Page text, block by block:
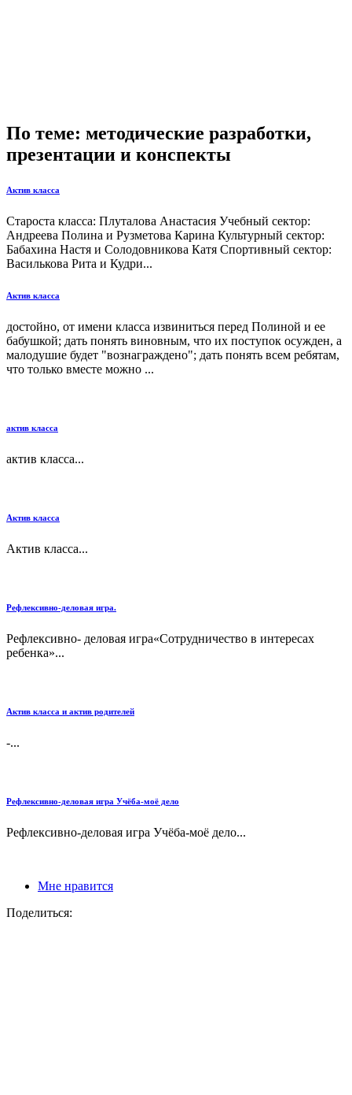
По теме: методические разработки,
презентации и конспекты
Актив класса
Староста класса: Плуталова Анастасия Учебный сектор:
Андреева Полина и Рузметова Карина Культурный сектор:
Бабахина Настя и Солодовникова Катя Спортивный сектор:
Василькова Рита и Кудри...
Актив класса
достойно, от имени класса извиниться перед Полиной и ее
бабушкой; дать понять виновным, что их поступок осужден, а
малодушие будет "вознаграждено"; дать понять всем ребятам,
что только вместе можно ...
актив класса
актив класса...
Актив класса
Актив класса...
Рефлексивно-деловая игра.
Рефлексивно- деловая игра«Сотрудничество в интересах
ребенка»...
Актив класса и актив родителей
-...
Рефлексивно-деловая игра Учёба-моё дело
Рефлексивно-деловая игра Учёба-моё дело...
Мне нравится
Поделиться: